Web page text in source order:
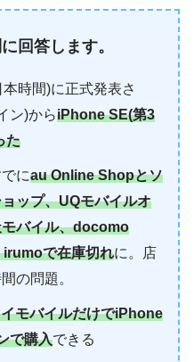
回答します。
時間)に正式発表さ
ン)からiPhone SE(第3
た
にau Online Shopとソ
ップ、UQモバイルオ
バイル、docomo
で在庫切れに。店
の問題。
モバイルだけでiPhone
で購入できる